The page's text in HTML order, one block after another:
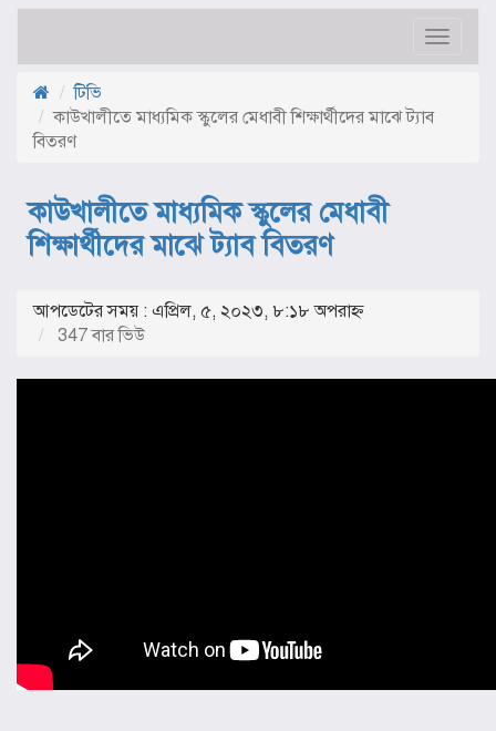
Toggle
টিভি
কাউখালীতে মাধ্যমিক স্কুলের মেধাবী শিক্ষার্থীদের মাঝে ট্যাব
বিতরণ
কাউখালীতে মাধ্যমিক স্কুলের মেধাবী
শিক্ষার্থীদের মাঝে ট্যাব বিতরণ
আপডেটের সময় : এপ্রিল, ৫, ২০২৩, ৮:১৮ অপরাহ্ণ
347 বার ভিউ